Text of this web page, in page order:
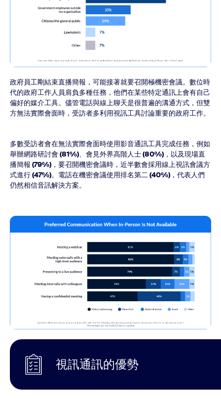
政府員工剛結束直播簡報，可能接著就要召開極機密會議。數位時
代的政府工作人員肩負多種任務，他們在某些特定通訊上會有自己
偏好的媒介工具。儘管電話與線上聊天是很普遍的溝通方式，但雙
方無法實際會面時，受訪者多利用視訊工具討論重要的政府工作。
多數受訪者會在無法實際會面時使用影音通訊工具完成任務，例如
舉辦網路研討會 (81%)、會見外界高階人士(80%) ，以及現場直
播簡報 (79%) ，要召開機密會議時，近半數會採用線上視訊會議方
式進行(47%)。電話在機密會議使用排名第二(40%) ，代表人們
仍然相信音訊解決方案。
視訊通訊的優勢